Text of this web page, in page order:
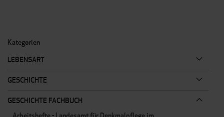
Kategorien
LEBENSART
GESCHICHTE
GESCHICHTE FACHBUCH